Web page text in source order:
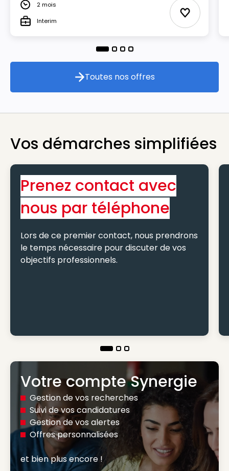
Durée2 mois
TypeInterim Ajouter
Toutes nos offres
Toutes nos offres
Vos démarches simplifiées
Prenez contact avec
nous par téléphone
Lors de ce premier contact, nous prendrons
le temps nécessaire pour discuter de vos
objectifs professionnels.
Votre compte Synergie
Gestion de vos recherches
Suivi de vos candidatures
Gestion de vos alertes
Offres personnalisées
et bien plus encore !